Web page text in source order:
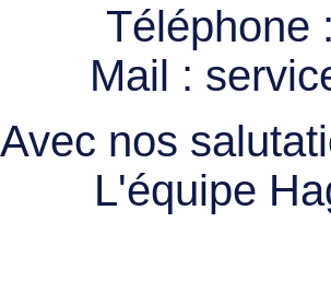
Téléphone
Mail :
Avec nos
L'équipe